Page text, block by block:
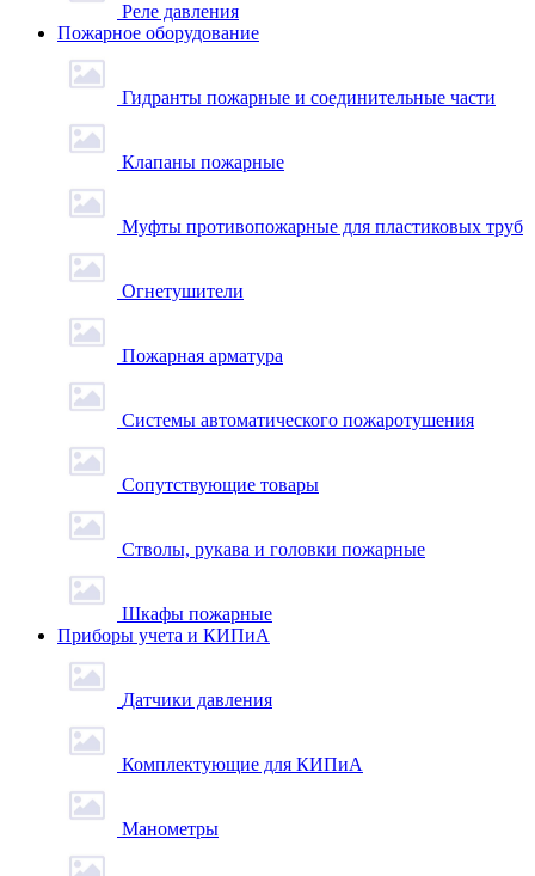
Реле давления
Пожарное оборудование
Гидранты пожарные и соединительные части
Клапаны пожарные
Муфты противопожарные для пластиковых труб
Огнетушители
Пожарная арматура
Системы автоматического пожаротушения
Сопутствующие товары
Стволы, рукава и головки пожарные
Шкафы пожарные
Приборы учета и КИПиА
Датчики давления
Комплектующие для КИПиА
Манометры